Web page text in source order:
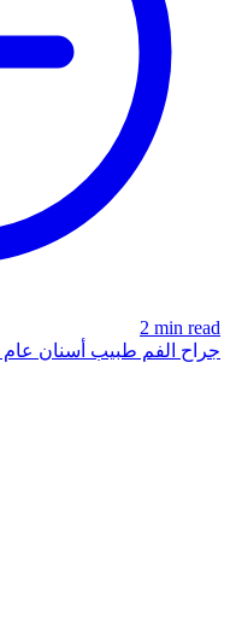
2 min read
جراح الفم طبيب أسنان عام